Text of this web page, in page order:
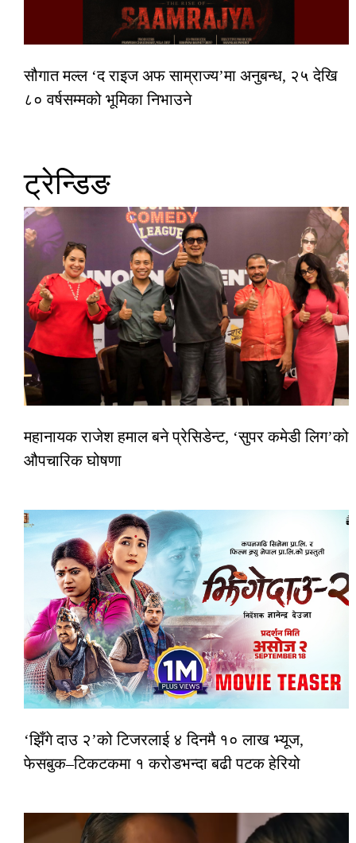
सौगात मल्ल ‘द राइज अफ साम्राज्य’मा अनुबन्ध, २५ देखि
८० वर्षसम्मको भूमिका निभाउने
ट्रेन्डिङ
महानायक राजेश हमाल बने प्रेसिडेन्ट, ‘सुपर कमेडी लिग’को
औपचारिक घोषणा
‘झिँगे दाउ २’को टिजरलाई ४ दिनमै १० लाख भ्यूज,
फेसबुक–टिकटकमा १ करोडभन्दा बढी पटक हेरियो